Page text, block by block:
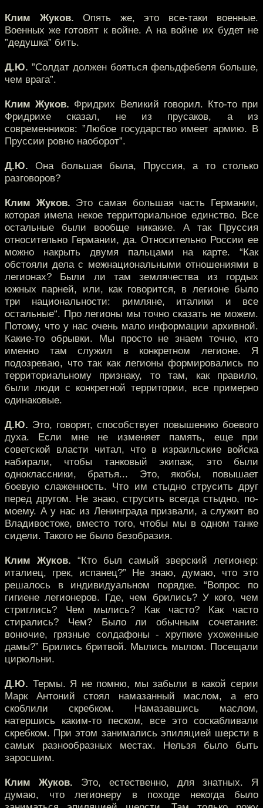
Клим Жуков. Опять же, это все-таки военные.
Военных же готовят к войне. А на войне их будет не
”дедушка” бить.
Д.Ю. ”Солдат должен бояться фельдфебеля больше,
чем врага”.
Клим Жуков. Фридрих Великий говорил. Кто-то при
Фридрихе сказал, не из прусаков, а из
современников: ”Любое государство имеет армию. В
Пруссии ровно наоборот”.
Д.Ю. Она большая была, Пруссия, а то столько
разговоров?
Клим Жуков. Это самая большая часть Германии,
которая имела некое территориальное единство. Все
остальные были вообще никакие. А так Пруссия
относительно Германии, да. Относительно России ее
можно накрыть двумя пальцами на карте. “Как
обстояли дела с межнациональными отношениями в
легионах? Были ли там землячества из гордых
южных парней, или, как говорится, в легионе было
три национальности: римляне, италики и все
остальные“. Про легионы мы точно сказать не можем.
Потому, что у нас очень мало информации архивной.
Какие-то обрывки. Мы просто не знаем точно, кто
именно там служил в конкретном легионе. Я
подозреваю, что так как легионы формировались по
территориальному признаку, то там, как правило,
были люди с конкретной территории, все примерно
одинаковые.
Д.Ю. Это, говорят, способствует повышению боевого
духа. Если мне не изменяет память, еще при
советской власти читал, что в израильские войска
набирали, чтобы танковый экипаж, это были
одноклассники, братья... Это, якобы, повышает
боевую слаженность. Что им стыдно струсить друг
перед другом. Не знаю, струсить всегда стыдно, по-
моему. А у нас из Ленинграда призвали, а служит во
Владивостоке, вместо того, чтобы мы в одном танке
сидели. Такого не было безобразия.
Клим Жуков. “Кто был самый зверский легионер:
италиец, грек, испанец?” Не знаю, думаю, что это
решалось в индивидуальном порядке. “Вопрос по
гигиене легионеров. Где, чем брились? У кого, чем
стриглись? Чем мылись? Как часто? Как часто
стирались? Чем? Было ли обычным сочетание:
вонючие, грязные солдафоны - хрупкие ухоженные
дамы?” Брились бритвой. Мылись мылом. Посещали
цирюльни.
Д.Ю. Термы. Я не помню, мы забыли в какой серии
Марк Антоний стоял намазанный маслом, а его
скоблили скребком. Намазавшись маслом,
натершись каким-то песком, все это соскабливали
скребком. При этом занимались эпиляцией шерсти в
самых разнообразных местах. Нельзя было быть
заросшим.
Клим Жуков. Это, естественно, для знатных. Я
думаю, что легионеру в походе некогда было